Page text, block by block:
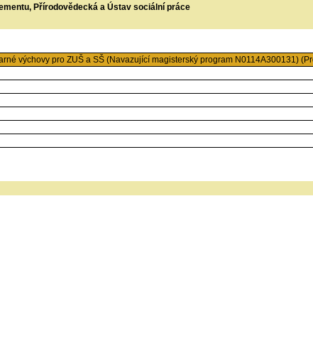
Přírodovědecká a Ústav sociální práce
výchovy pro ZUŠ a SŠ (Navazující magisterský program N0114A300131)